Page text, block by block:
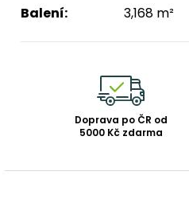
Balení: 3,168 m²
Doprava po ČR od
5000 Kč zdarma